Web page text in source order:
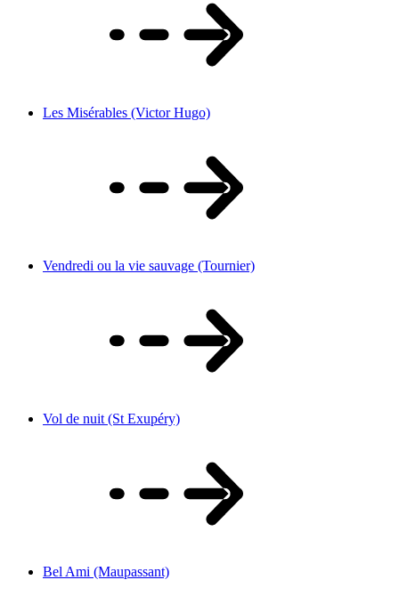
Les Misérables (Victor Hugo)
Vendredi ou la vie sauvage (Tournier)
Vol de nuit (St Exupéry)
Bel Ami (Maupassant)